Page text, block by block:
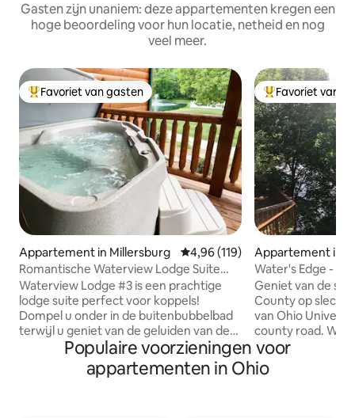
Gasten zijn unaniem: deze appartementen kregen een
hoge beoordeling voor hun locatie, netheid en nog
veel meer.
Topfavoriet van gasten
Favoriet van gasten
Appartement in Millersburg Gemiddelde beoordeling van
4,96 (119)
Romantische Waterview Lodge Suite
met bubbelbad
Waterview Lodge #3 is een prachtige
lodge suite perfect voor koppels!
Dompel u onder in de buitenbubbelbad
terwijl u geniet van de geluiden van de
fontein op de vijver op het platteland.
De comfortabele woonkamer heeft een
grote gashaard naast de gezellige bank
Topfavoriet van
Favoriet van
Appartement in
Water's Edge -
Geniet van de
County op
van Ohio
county road.
uitzonderlijk
2e verdieping,
stel, kijkt uit op
Populaire voorzieningen voor
appartementen in Ohio